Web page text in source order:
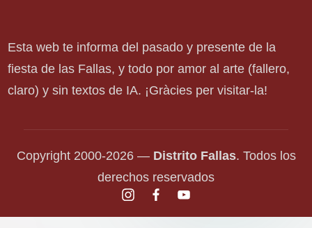
Esta web te informa del pasado y presente de la
fiesta de las Fallas, y todo por amor al arte (fallero,
claro) y sin textos de IA. ¡Gràcies per visitar-la!
Copyright 2000-2026 — Distrito Fallas. Todos los
derechos reservados
instagram.com
facebook.com
youtube.com